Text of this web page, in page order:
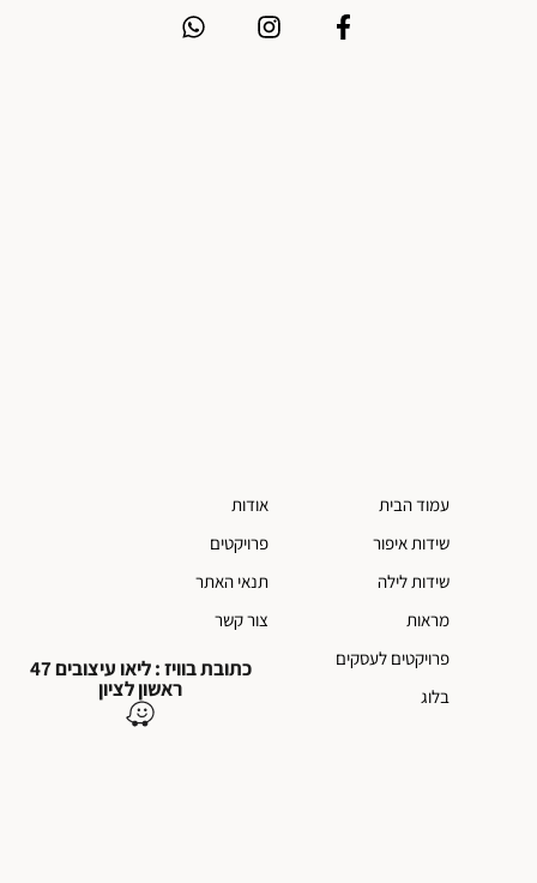
עמוד הבית
שידות איפור
שידות לילה
מראות
פרויקטים לעסקים
בלוג
אודות
פרויקטים
תנאי האתר
צור קשר
כתובת בוויז : ליאו עיצובים 47
ראשון לציון